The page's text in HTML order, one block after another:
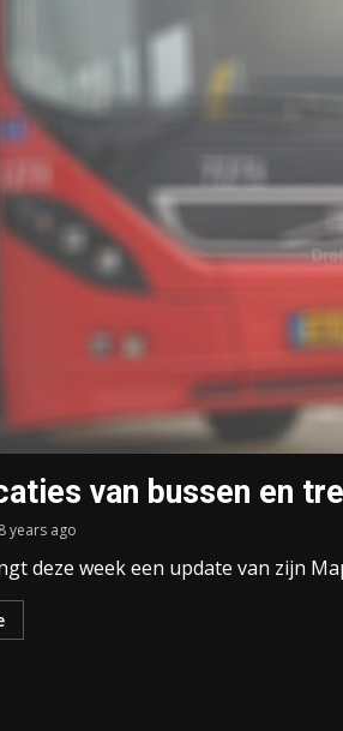
van bussen en
8 years ago
deze week een update van zijn